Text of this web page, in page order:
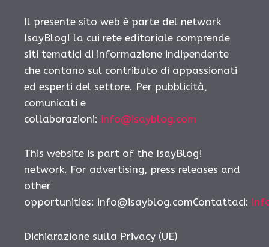
Il presente sito web è parte del network
IsayBlog! la cui rete editoriale comprende
siti tematici di informazione indipendente
che contano sul contributo di appassionati
ed esperti del settore. Per pubblicità,
comunicati e
collaborazioni: info@isayblog.com
This website is part of the IsayBlog!
network. For advertising, press releases and
other
opportunities: info@isayblog.comContattaci:
Dichiarazione sulla Privacy (UE)